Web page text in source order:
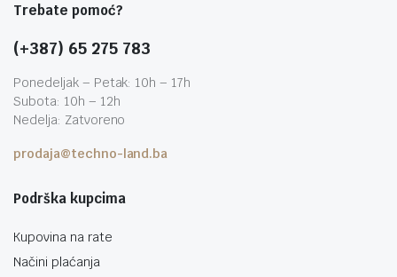
Trebate pomoć?
(+387) 65 275 783
Ponedeljak – Petak: 10h – 17h
Subota: 10h – 12h
Nedelja: Zatvoreno
prodaja@techno-land.ba
Podrška kupcima
Kupovina na rate
Načini plaćanja